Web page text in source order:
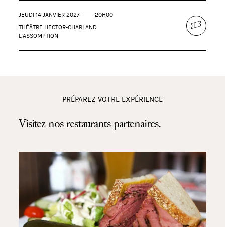
JEUDI 14 JANVIER 2027
20H00
THÉÂTRE HECTOR-CHARLAND
L'ASSOMPTION
PRÉPAREZ VOTRE EXPÉRIENCE
Visitez nos restaurants partenaires.